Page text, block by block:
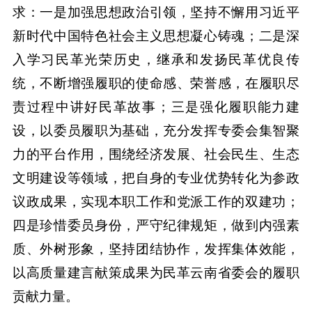
求：一是加强思想政治引领，坚持不懈用习近平
新时代中国特色社会主义思想凝心铸魂；二是深
入学习民革光荣历史，继承和发扬民革优良传
统，不断增强履职的使命感、荣誉感，在履职尽
责过程中讲好民革故事；三是强化履职能力建
设，以委员履职为基础，充分发挥专委会集智聚
力的平台作用，围绕经济发展、社会民生、生态
文明建设等领域，把自身的专业优势转化为参政
议政成果，实现本职工作和党派工作的双建功；
四是珍惜委员身份，严守纪律规矩，做到内强素
质、外树形象，坚持团结协作，发挥集体效能，
以高质量建言献策成果为民革云南省委会的履职
贡献力量。